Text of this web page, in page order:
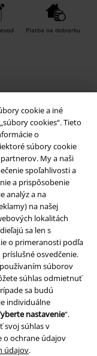
cookie a iné
cookies“. Tieto
o
súbory cookie
My a naši
spoľahlivosti a
a prispôsobenie
analýz a na
na našej
lokalitách
sa len s
o primeranosti podľa
osvedčenie.
súborov
súhlas odmietnuť
sa budú
individuálne
nastavenie“.
svoj súhlas v
o ochrane údajov
údajov.
Platba na dobierku
všetky nové